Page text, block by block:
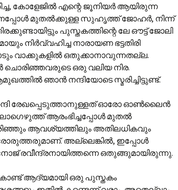
കോളേജിൽ എന്റെ ജൂനിയർ ആയിരുന്ന
മുതൽക്കുള്ള സുഹൃത്ത് ജോഹർ, നിന്ന്
പുസ്തകത്തിന്റെ ലേ ഔട്ട് ജോലി
നിർവ്വഹിച്ച നാരായണ ഭട്ടതിരി
വാക്കുകളിൽ ഒതുക്കാനാവുന്നതല്ല.
ഒരു വലിയ നിര.
ഞാൻ നന്ദിയോടെ സ്മരിച്ചിട്ടുണ്ട്.
രേഖപ്പെടുത്താനുള്ളത് ഓരോ ഓൺലൈൻ
ആരംഭിച്ചപ്പോൾ മുതൽ
ആവശ്യത്തിലും അതിലധികവും
അല്ലെങ്കിൽ, ഇപ്പോൾ
രവീന്ദ്രനായിത്തന്നെ ഒതുങ്ങുമായിരുന്നു.
ആദ്യമായി ഒരു പുസ്തകം